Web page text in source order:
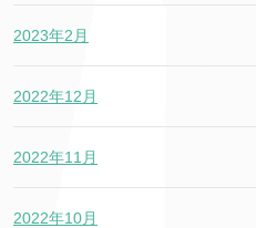
2023年2月
2022年12月
2022年11月
2022年10月